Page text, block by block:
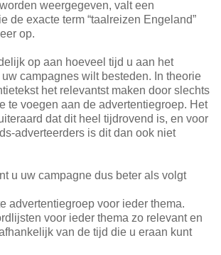
weergegeven, valt een
de exacte term “taalreizen Engeland”
op.
op aan hoeveel tijd u aan het
campagnes wilt besteden. In theorie
het relevantst maken door slechts
te voegen aan de advertentiegroep. Het
dat dit heel tijdrovend is, en voor
adverteerders is dit dan ook niet
u uw campagne dus beter als volgt
advertentiegroep voor ieder thema.
voor ieder thema zo relevant en
van de tijd die u eraan kunt